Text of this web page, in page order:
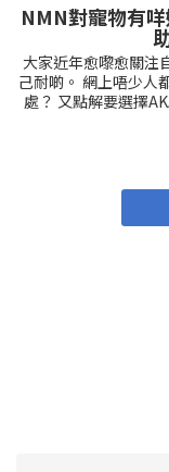
NMN對寵物有
大家近年愈嚟愈關注
己耐啲。 網上唔少人
處？ 又點解要選擇
NMN補充就係幫助身
陳代謝同免疫力提
NMN對寵物的好處
活力 隨年齡增長，